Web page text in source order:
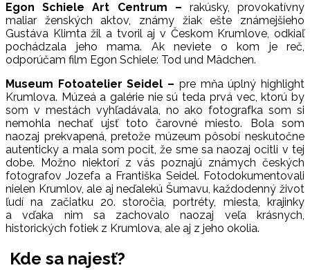
Egon Schiele Art Centrum – rakúsky, provokatívny
maliar ženských aktov, známy žiak ešte známejšieho
Gustáva Klimta žil a tvoril aj v Českom Krumlove, odkiaľ
pochádzala jeho mama. Ak neviete o kom je reč,
odporúčam film Egon Schiele: Tod und Mädchen.
Museum Fotoatelier Seidel – pre mňa úplný highlight
Krumlova. Múzeá a galérie nie sú teda prvá vec, ktorú by
som v mestách vyhľadávala, no ako fotografka som si
nemohla nechať ujsť toto čarovné miesto. Bola som
naozaj prekvapená, pretože múzeum pôsobí neskutočne
autenticky a mala som pocit, že sme sa naozaj ocitli v tej
dobe. Možno niektorí z vás poznajú známych českých
fotografov Jozefa a Františka Seidel. Fotodokumentovali
nielen Krumlov, ale aj neďalekú Šumavu, každodenný život
ľudí na začiatku 20. storočia, portréty, miesta, krajinky
a vďaka nim sa zachovalo naozaj veľa krásnych,
historických fotiek z Krumlova, ale aj z jeho okolia.
Kde sa najesť?